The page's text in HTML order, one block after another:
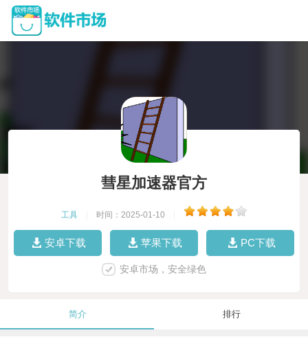
彗星加速器官方
工具 时间：2025-01-10
安卓下载 苹果下载 PC下载
安卓市场，安全绿色
简介 排行